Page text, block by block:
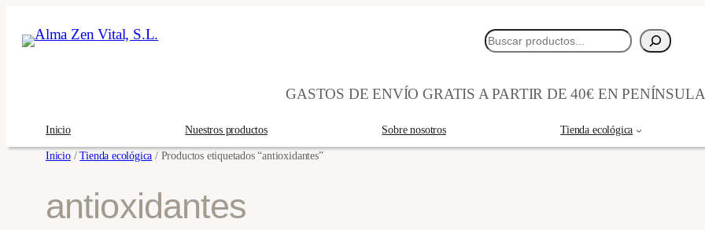
Buscar
GASTOS DE ENVÍO GRATIS A PARTIR DE 40€ EN PENÍNSULA
Inicio Nuestros productos Sobre nosotros Tienda ecológica
Inicio/Tienda ecológica / Productos etiquetados “antioxidantes”
antioxidantes